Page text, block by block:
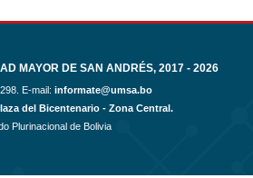
MAYOR DE SAN ANDRÉS, 2017 - 2026
E-mail: informate@umsa.bo
del Bicentenario - Zona Central.
Plurinacional de Bolivia